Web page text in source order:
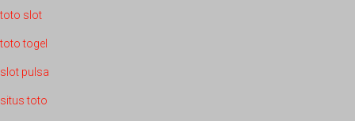
toto slot
toto togel
slot pulsa
situs toto